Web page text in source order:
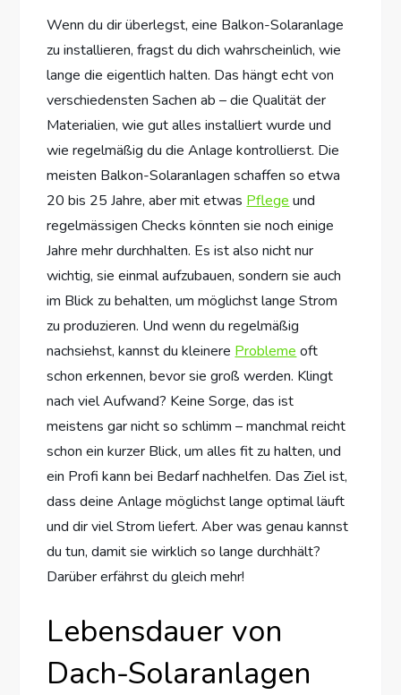
Wenn du dir überlegst, eine Balkon-Solaranlage
zu installieren, fragst du dich wahrscheinlich, wie
lange die eigentlich halten. Das hängt echt von
verschiedensten Sachen ab – die Qualität der
Materialien, wie gut alles installiert wurde und
wie regelmäßig du die Anlage kontrollierst. Die
meisten Balkon-Solaranlagen schaffen so etwa
20 bis 25 Jahre, aber mit etwas Pflege und
regelmässigen Checks könnten sie noch einige
Jahre mehr durchhalten. Es ist also nicht nur
wichtig, sie einmal aufzubauen, sondern sie auch
im Blick zu behalten, um möglichst lange Strom
zu produzieren. Und wenn du regelmäßig
nachsiehst, kannst du kleinere Probleme oft
schon erkennen, bevor sie groß werden. Klingt
nach viel Aufwand? Keine Sorge, das ist
meistens gar nicht so schlimm – manchmal reicht
schon ein kurzer Blick, um alles fit zu halten, und
ein Profi kann bei Bedarf nachhelfen. Das Ziel ist,
dass deine Anlage möglichst lange optimal läuft
und dir viel Strom liefert. Aber was genau kannst
du tun, damit sie wirklich so lange durchhält?
Darüber erfährst du gleich mehr!
Lebensdauer von
Dach-Solaranlagen